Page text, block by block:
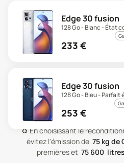
Edge 30 fusion
128 Go - Blanc - État
233 €
Edge 30 fusion
128 Go - Bleu - Parfait
253 €
♻️ En choisissant le
évitez l'émission de 75 kg de
premièreset 75 600 litres